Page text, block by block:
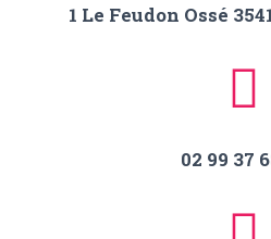
1 Le Feudon Ossé
02 99 37